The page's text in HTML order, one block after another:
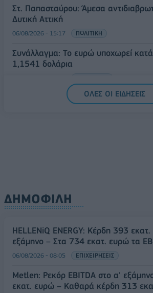
Στ. Παπασταύρου: Άμεσα
Δυτική Αττική
06/08/2026 - 15:17 ΠΟΛΙΤΙΚΗ
Συνάλλαγμα: Το ευρώ υποχωρεί
1,1541 δολάρια
ΟΛΕΣ ΟΙ ΕΙΔΗΣΕΙΣ
ΔΗΜΟΦΙΛΗ
HELLENiQ ENERGY: Κέρδη 393
εξάμηνο – Στα 734 εκατ. ευρώ τα
06/08/2026 - 08:05 ΕΠΙΧΕΙΡΗΣΕΙΣ
Metlen: Ρεκόρ EBITDA στο α'
εκατ. ευρώ – Καθαρά κέρδη 313